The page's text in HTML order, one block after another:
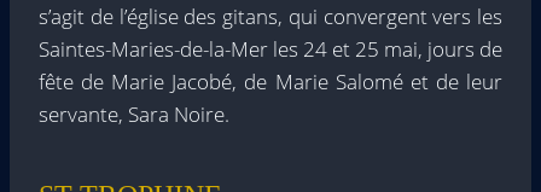
s’agit de l’église des gitans, qui convergent vers les
Saintes-Maries-de-la-Mer les 24 et 25 mai, jours de
fête de Marie Jacobé, de Marie Salomé et de leur
servante, Sara Noire.